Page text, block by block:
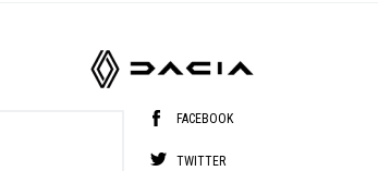
FACEBOOK
TWITTER